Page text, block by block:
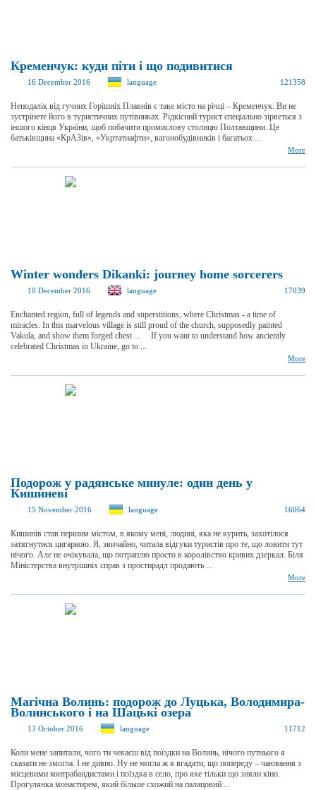
Кременчук: куди піти і що подивитися
16 December 2016 language 121358
Неподалік від гучних Горішніх Плавнів є таке місто на річці – Кременчук. Ви не
зустрінете його в туристичних путівниках. Рідкісний турист спеціально зірветься з
іншого кінця України, щоб побачити промислову столицю Полтавщини. Це
батьківщина «КрАЗів», «Укртатнафти», вагонобудівників і багатьох ...
More
Winter wonders Dikanki: journey home sorcerers
10 December 2016 language 17039
Enchanted region, full of legends and superstitions, where Christmas - a time of
miracles. In this marvelous village is still proud of the church, supposedly painted
Vakula, and show them forged chest ... If you want to understand how anciently
celebrated Christmas in Ukraine, go to ...
More
Подорож у радянське минуле: один день у
Кишиневі
15 November 2016 language 16064
Кишинів став першим містом, в якому мені, людині, яка не курить, захотілося
затягнутися цигаркою. Я, звичайно, читала відгуки туристів про те, що ловити тут
нічого. Але не очікувала, що потраплю просто в королівство кривих дзеркал. Біля
Міністерства внутрішніх справ з простирадл продають ...
More
Магічна Волинь: подорож до Луцька, Володимира-
Волинського і на Шацькі озера
13 October 2016 language 11712
Коли мене запитали, чого ти чекаєш від поїздки на Волинь, нічого путнього я
сказати не змогла. І не дивно. Ну не могла ж я вгадати, що попереду – чаювання з
місцевими контрабандистами і поїздка в село, про яке тільки що зняли кіно.
Прогулянка монастирем, який більше схожий на палацовий ...